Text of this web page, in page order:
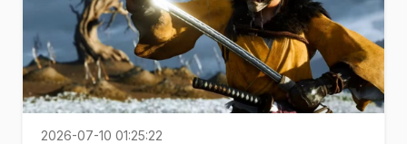
2026-07-10 01:25:22